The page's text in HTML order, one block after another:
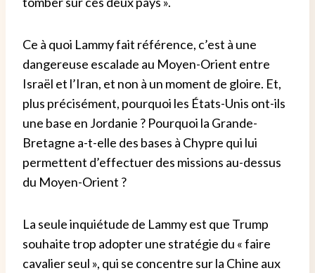
Ce à quoi Lammy fait référence, c’est à une
dangereuse escalade au Moyen-Orient entre
Israël et l’Iran, et non à un moment de gloire. Et,
plus précisément, pourquoi les États-Unis ont-ils
une base en Jordanie ? Pourquoi la Grande-
Bretagne a-t-elle des bases à Chypre qui lui
permettent d’effectuer des missions au-dessus
du Moyen-Orient ?
La seule inquiétude de Lammy est que Trump
souhaite trop adopter une stratégie du « faire
cavalier seul », qui se concentre sur la Chine aux